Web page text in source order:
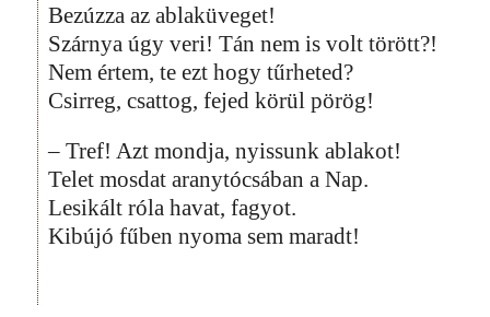
Bezúzza az ablaküveget!
Szárnya úgy veri! Tán nem is volt törött?!
Nem értem, te ezt hogy tűrheted?
Csirreg, csattog, fejed körül pörög!
– Tref! Azt mondja, nyissunk ablakot!
Telet mosdat aranytócsában a Nap.
Lesikált róla havat, fagyot.
Kibújó fűben nyoma sem maradt!